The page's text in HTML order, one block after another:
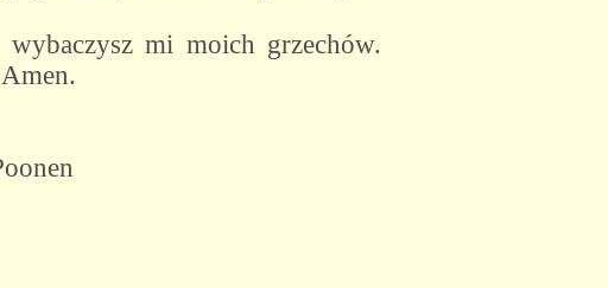
mi moich grzechów.